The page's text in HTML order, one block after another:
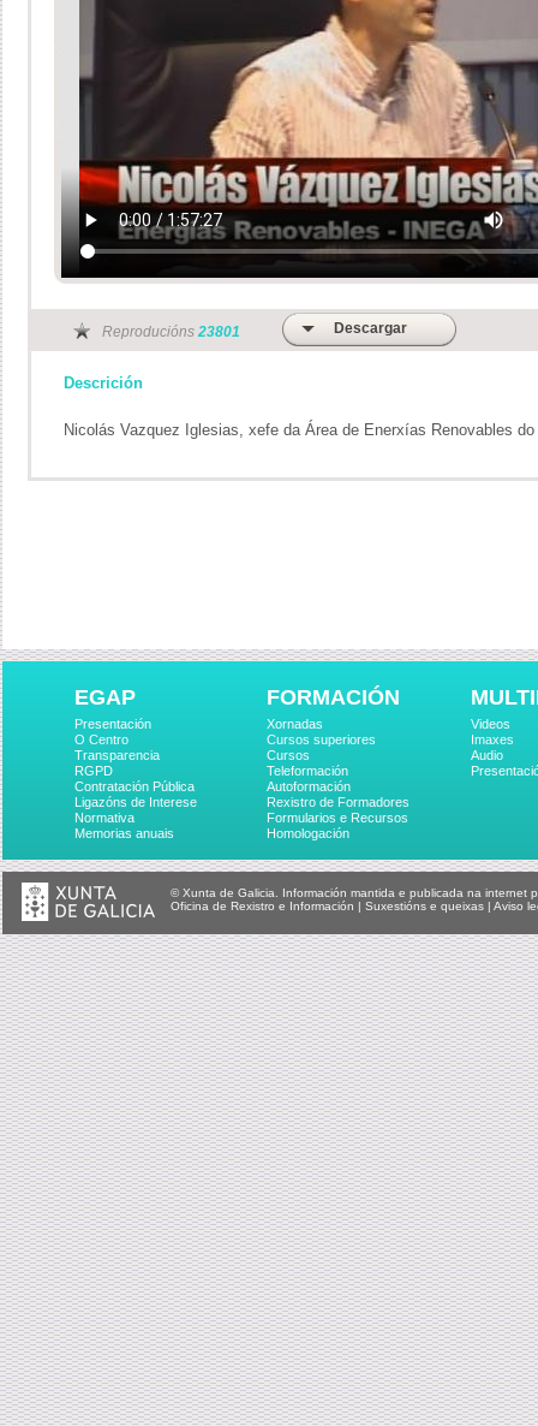
Reproducións 23801 Descargar
Descrición
Nicolás Vazquez Iglesias, xefe da Área de Enerxías Renovables
EGAP
Presentación
O Centro
Transparencia
RGPD
Contratación Pública
Ligazóns de Interese
Normativa
Memorias anuais
FORMACIÓN
Xornadas
Cursos superiores
Cursos
Teleformación
Autoformación
Rexistro de Formadores
Formularios e Recursos
Homologación
Videos
Imaxes
Audio
© Xunta de Galicia. Información mantida e publicada na internet
Oficina de Rexistro e Información | Suxestións e queixas | Aviso